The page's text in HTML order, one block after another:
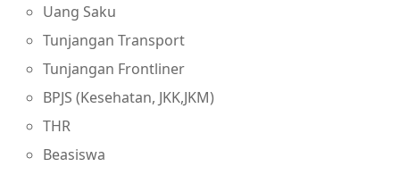
Uang Saku
Tunjangan Transport
Tunjangan Frontliner
BPJS (Kesehatan, JKK,JKM)
THR
Beasiswa